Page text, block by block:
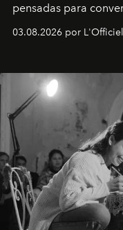
pensadas para
Disponible en Chile
03.08.2026 por